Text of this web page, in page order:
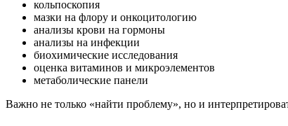
кольпоскопия
мазки на флору и онкоцитологию
анализы крови на гормоны
анализы на инфекции
биохимические исследования
оценка витаминов и микроэлементов
метаболические панели
Важно не только «найти проблему», но и